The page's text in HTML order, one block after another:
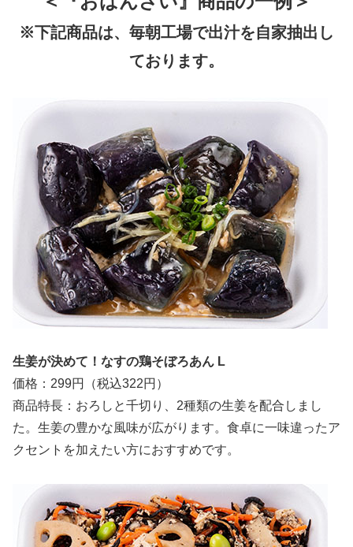
※下記商品は、毎朝工場で出汁を自家抽出し
ております。
生姜が決めて！なすの鶏そぼろあん L
価格：299円（税込322円）
商品特長：おろしと千切り、2種類の生姜を配合しまし
た。生姜の豊かな風味が広がります。食卓に一味違ったア
クセントを加えたい方におすすめです。